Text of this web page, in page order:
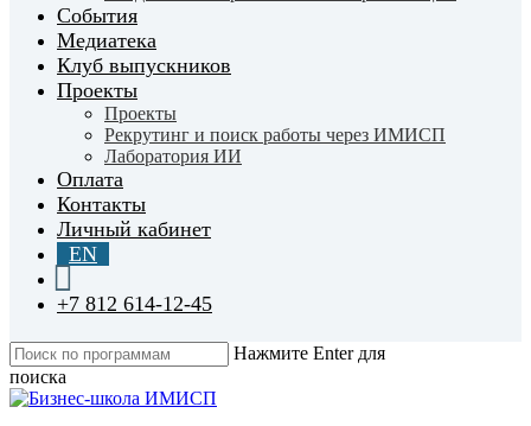
События
Медиатека
Клуб выпускников
Проекты
Проекты
Рекрутинг и поиск работы через ИМИСП
Лаборатория ИИ
Оплата
Контакты
Личный кабинет
EN
+7 812 614-12-45
Нажмите Enter для
поиска
Close